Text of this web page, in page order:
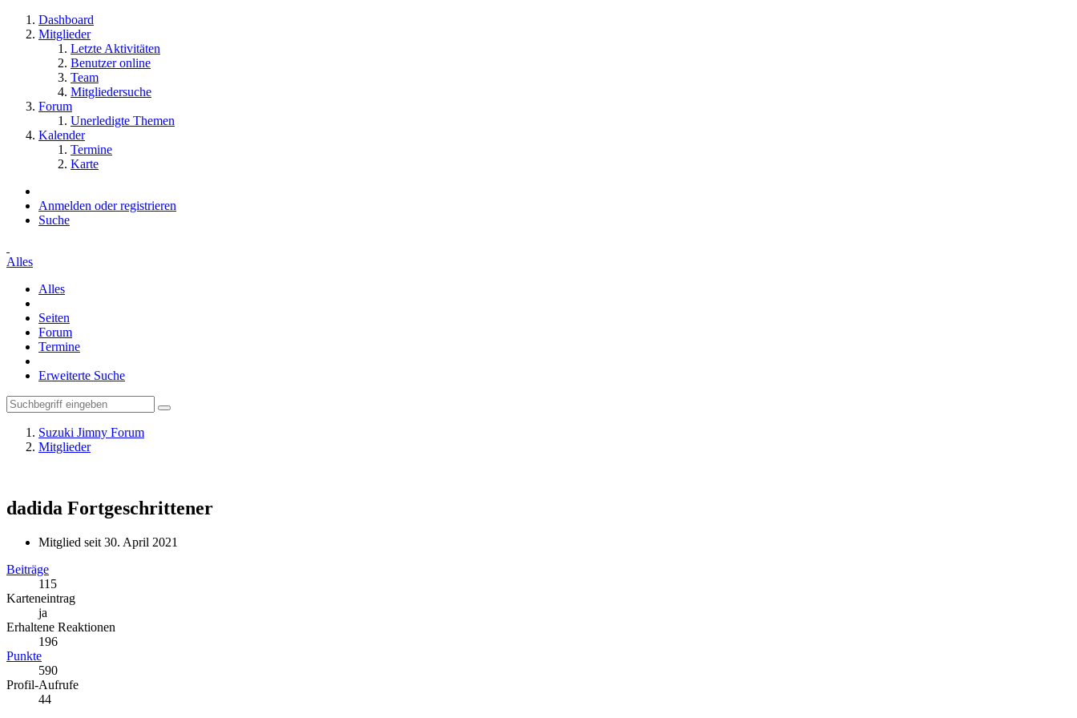
Dashboard
Mitglieder
Letzte Aktivitäten
Benutzer online
Team
Mitgliedersuche
Forum
Unerledigte Themen
Kalender
Termine
Karte
Anmelden oder registrieren
Suche
Alles
Alles
Seiten
Forum
Termine
Erweiterte Suche
Suzuki Jimny Forum
Mitglieder
dadida Fortgeschrittener
Mitglied seit 30. April 2021
Beiträge
115
Karteneintrag
ja
Erhaltene Reaktionen
196
Punkte
590
Profil-Aufrufe
44